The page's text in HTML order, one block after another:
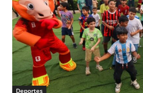
Deportes